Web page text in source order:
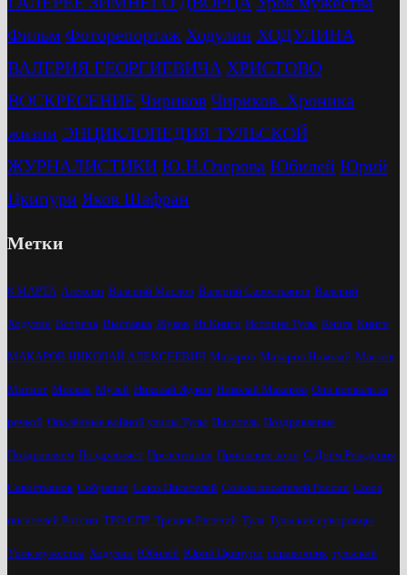
Фильм Фоторепортаж Ходулин ХОДУЛИНА
ВАЛЕРИЯ ГЕОРГИЕВИЧА ХРИСТОВО
ВОСКРЕСЕНИЕ Чириков Чириков. Хроника
жизни ЭНЦИКЛОПЕДИЯ ТУЛЬСКОЙ
ЖУРНАЛИСТИКИ Ю.Н.Озерова Юбилей Юрий
Цкипури Яков Шафран
Метки
8 МАРТА Алексин Валерий Маслов Валерий Савостьянов Валерий
Ходулин Встреча Выставка Жуков Из Книги История Тулы Книга Книги
МАКАРОВ НИКОЛАЙ АЛЕКСЕЕВИЧ Макаров Макаров Николай Маслов
Митинг Москва Музей Николай Жуков Николай Макаров Они воевали за
речкой Опалённые войной улицы Тулы Писатель Поздравление
Поздравляем Поздравляет Презентация Приокские зори С Днём Рождения
Савостьянов Собрание Союз Писателей Союза писателей России Союз
писателей России ТРО СПР Трещев Евгений Тула Тульские суворовцы
Урок мужества Ходулин Юбилей Юрий Цкипури справочник тульский